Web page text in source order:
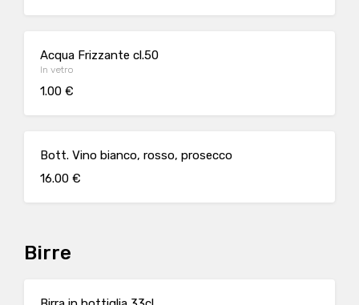
Acqua Frizzante cl.50
In vetro
1.00 €
Bott. Vino bianco, rosso, prosecco
16.00 €
Birre